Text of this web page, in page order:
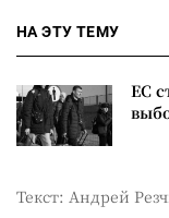
НА ЭТУ ТЕМУ
ЕС
Текст: Андрей